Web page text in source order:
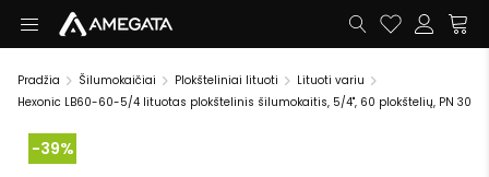
Pradžia Šilumokaičiai Plokšteliniai lituoti
Lituoti variu
Hexonic LB60-60-5/4 lituotas plokštelinis šilumokaitis, 5/4", 60 plokštelių, PN 30
-39%